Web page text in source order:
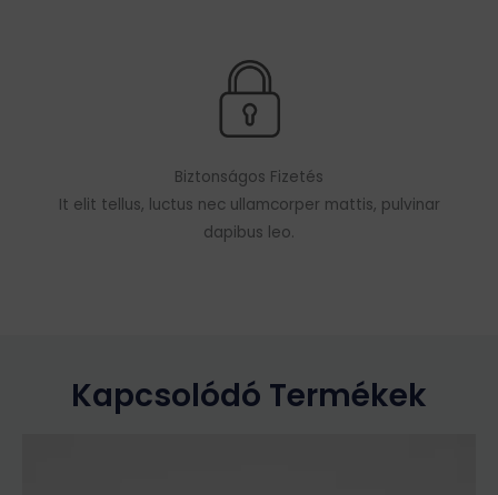
Biztonságos Fizetés
It elit tellus, luctus nec ullamcorper mattis, pulvinar
dapibus leo.
Kapcsolódó Termékek